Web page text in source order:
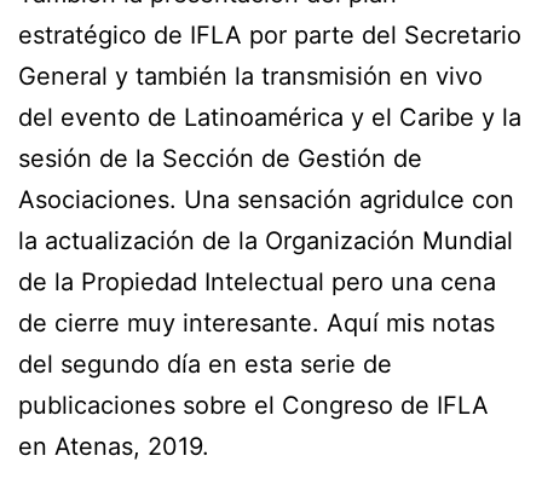
estratégico de IFLA por parte del Secretario
General y también la transmisión en vivo
del evento de Latinoamérica y el Caribe y la
sesión de la Sección de Gestión de
Asociaciones. Una sensación agridulce con
la actualización de la Organización Mundial
de la Propiedad Intelectual pero una cena
de cierre muy interesante. Aquí mis notas
del segundo día en esta serie de
publicaciones sobre el Congreso de IFLA
en Atenas, 2019.